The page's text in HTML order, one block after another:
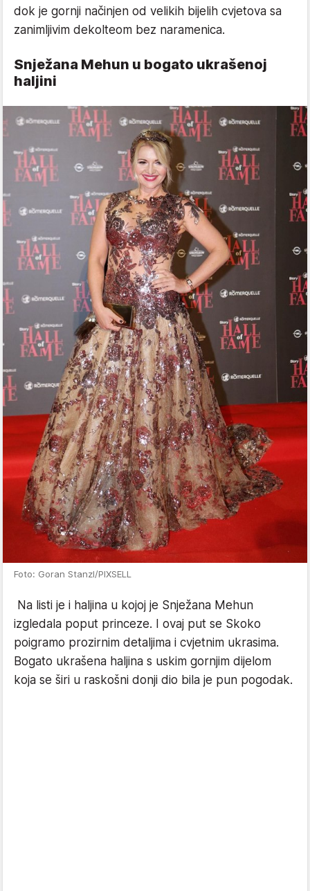
dok je gornji načinjen od velikih bijelih cvjetova sa
zanimljivim dekolteom bez naramenica.
Snježana Mehun u bogato ukrašenoj
haljini
Foto: Goran Stanzl/PIXSELL
Na listi je i haljina u kojoj je Snježana Mehun
izgledala poput princeze. I ovaj put se Skoko
poigramo prozirnim detaljima i cvjetnim ukrasima.
Bogato ukrašena haljina s uskim gornjim dijelom
koja se širi u raskošni donji dio bila je pun pogodak.